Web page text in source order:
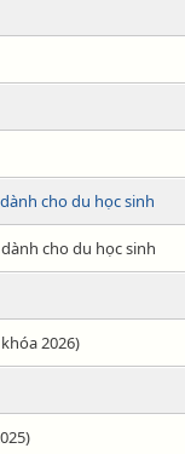
cho du học sinh
cho du học sinh
2026)